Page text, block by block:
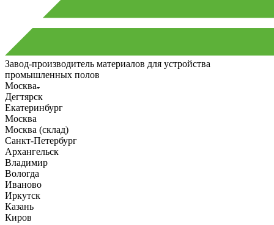
Завод-производитель материалов для устройства
промышленных полов
Москва
Дегтярск
Екатеринбург
Москва
Москва (склад)
Санкт-Петербург
Архангельск
Владимир
Вологда
Иваново
Иркутск
Казань
Киров